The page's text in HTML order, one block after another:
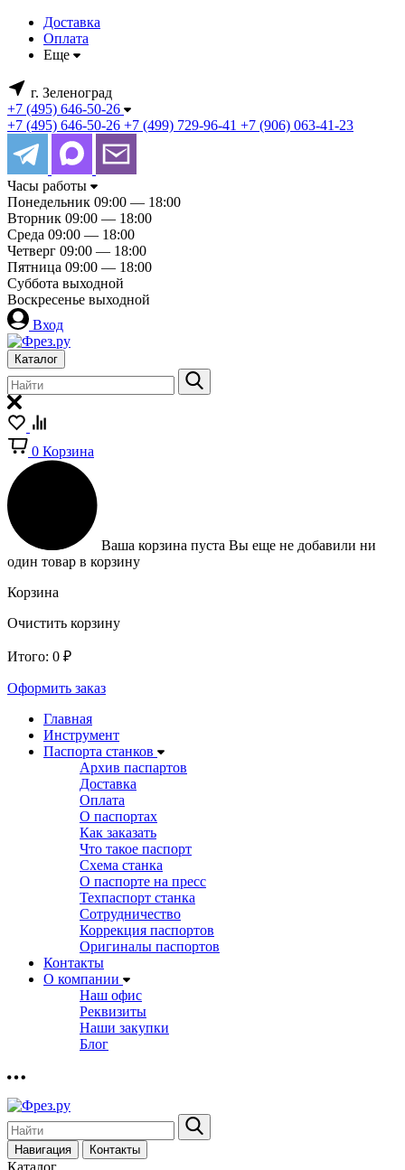
Доставка
Оплата
Еще
г. Зеленоград
+7 (495) 646-50-26
+7 (495) 646-50-26 +7 (499) 729-96-41 +7 (906) 063-41-23
Часы работы
Понедельник 09:00 — 18:00
Вторник 09:00 — 18:00
Среда 09:00 — 18:00
Четверг 09:00 — 18:00
Пятница 09:00 — 18:00
Суббота выходной
Воскресенье выходной
Вход
Каталог
0 Корзина
Ваша корзина пуста Вы еще не добавили ни
один товар в корзину
Корзина
Очистить корзину
Итого: 0 ₽
Оформить заказ
Главная
Инструмент
Паспорта станков
Архив паспартов
Доставка
Оплата
О паспортах
Как заказать
Что такое паспорт
Схема станка
О паспорте на пресс
Техпаспорт станка
Сотрудничество
Коррекция паспортов
Оригиналы паспортов
Контакты
О компании
Наш офис
Реквизиты
Наши закупки
Блог
Навигация Контакты
Каталог